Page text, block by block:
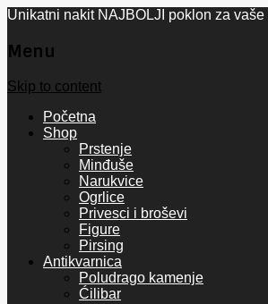
Unikatni nakit NAJBOLJI poklon za
Menu
Skip to content
Početna
Shop
Prstenje
Minđuše
Narukvice
Ogrlice
Privesci i broševi
Figure
Pirsing
Antikvarnica
Poludrago kamenje
Ćilibar